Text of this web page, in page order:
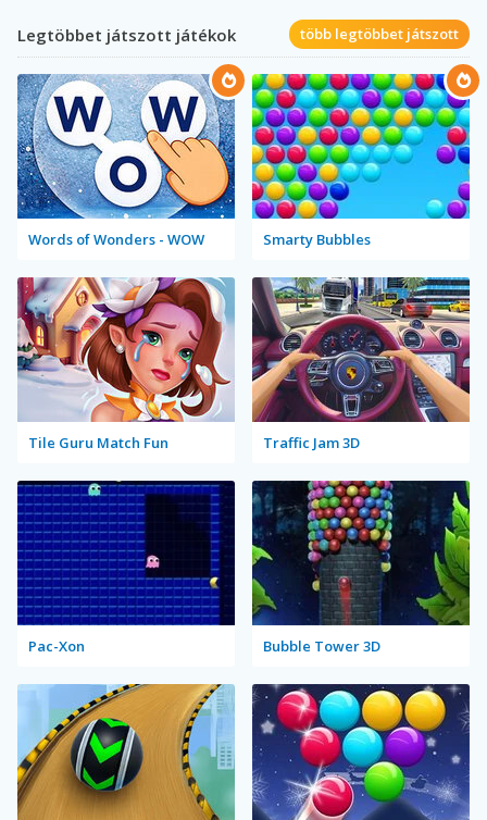
Legtöbbet játszott játékok több legtöbbet játszott
Words of Wonders - WOW Smarty Bubbles
Tile Guru Match Fun Traffic Jam 3D
Pac-Xon Bubble Tower 3D